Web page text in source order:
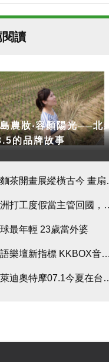
毫開筆」 命理師示警：不能貼這字
讀
島農妝‧容顏陽光──北緯
的品牌故事
賣麵茶開
打工度假當主管回國，
最年輕 23歲當外婆
樂壇新指標 KKBOX音
迪奧特摩07.1今夏在台